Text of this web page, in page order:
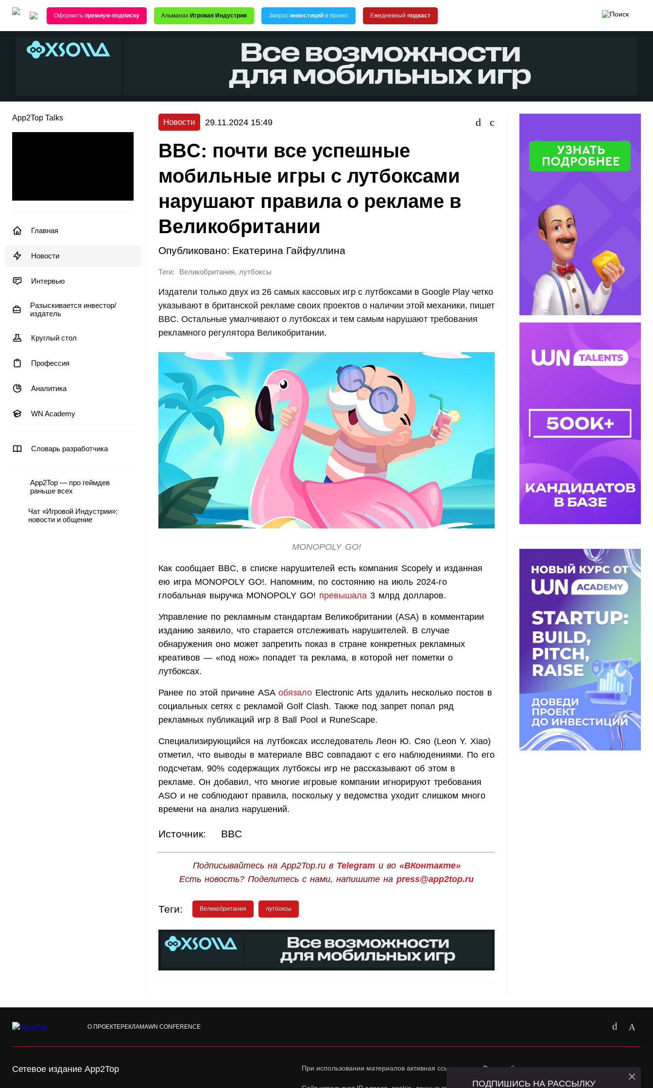
Оформить премиум-подписку Альманах Игровая Индустрия Запрос инвестиций в проект Ежедневный подкаст
App2Top Talks
Главная
Новости
Интервью
Разыскивается инвестор/
издатель
Круглый стол
Профессия
Аналитика
WN Academy
Словарь разработчика
App2Top — про геймдев
раньше всех
Чат «Игровой Индустрии»:
новости и общение
Новости 29.11.2024 15:49
BBC: почти все успешные
мобильные игры с лутбоксами
нарушают правила о рекламе в
Великобритании
Опубликовано: Екатерина Гайфуллина
Теги: Великобритания, лутбоксы
Издатели только двух из 26 самых кассовых игр с лутбоксами в Google Play четко
указывают в британской рекламе своих проектов о наличии этой механики, пишет
BBC. Остальные умалчивают о лутбоксах и тем самым нарушают требования
рекламного регулятора Великобритании.
MONOPOLY GO!
Как сообщает BBC, в списке нарушителей есть компания Scopely и изданная
ею игра MONOPOLY GO!. Напомним, по состоянию на июль 2024-го
глобальная выручка MONOPOLY GO! превышала 3 млрд долларов.
Управление по рекламным стандартам Великобритании (ASA) в комментарии
изданию заявило, что старается отслеживать нарушителей. В случае
обнаружения оно может запретить показ в стране конкретных рекламных
креативов — «под нож» попадет та реклама, в которой нет пометки о
лутбоксах.
Ранее по этой причине ASA обязало Electronic Arts удалить несколько постов в
социальных сетях с рекламой Golf Clash. Также под запрет попал ряд
рекламных публикаций игр 8 Ball Pool и RuneScape.
Специализирующийся на лутбоксах исследователь Леон Ю. Сяо (Leon Y. Xiao)
отметил, что выводы в материале BBC совпадают с его наблюдениями. По его
подсчетам, 90% содержащих лутбоксы игр не рассказывают об этом в
рекламе. Он добавил, что многие игровые компании игнорируют требования
ASO и не соблюдают правила, поскольку у ведомства уходит слишком много
времени на анализ нарушений.
Источник: BBC
Подписывайтесь на App2Top.ru в Telegramи во «ВКонтакте»
Есть новость? Поделитесь с нами, напишите на press@app2top.ru
Теги: Великобритания лутбоксы
О ПРОЕКТЕРЕКЛАМАWN CONFERENCE
Сетевое издание App2Top При использовании материалов активная ссылка наapp2top.ruобязательна.
ПОДПИШИСЬ НА РАССЫЛКУ ×